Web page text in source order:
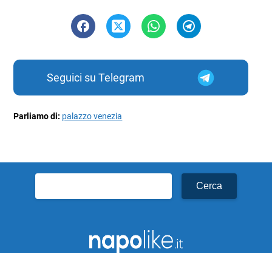
Seguici su Telegram
Parliamo di: palazzo venezia
per: